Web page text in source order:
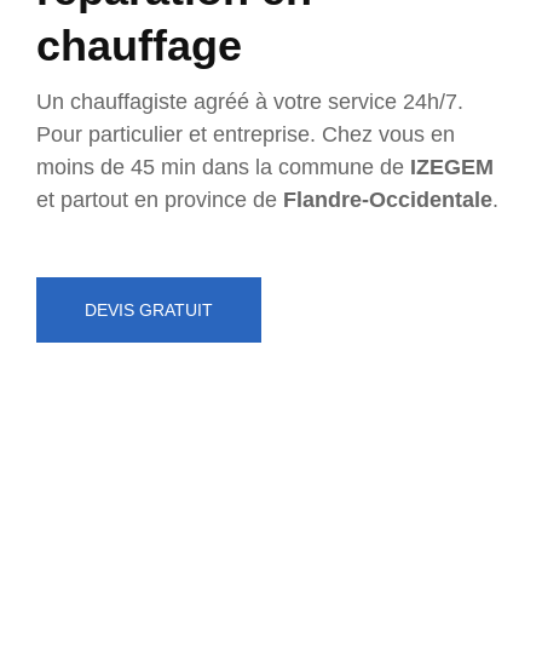
chauffage
Un chauffagiste agréé à votre service 24h/7.
Pour particulier et entreprise. Chez vous en
moins de 45 min dans la commune de IZEGEM
et partout en province de Flandre-Occidentale.
DEVIS GRATUIT